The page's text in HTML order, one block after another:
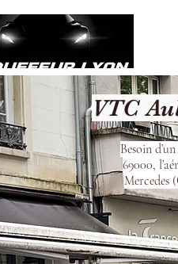
VTC
Besoin
69000,
Mercedes